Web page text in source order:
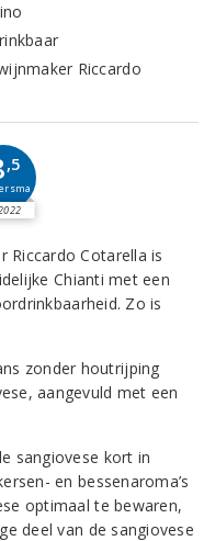
Riccardo
,5
Riccardo Cotarella is
Chianti met een
Zo is
zonder houtrijping
aangevuld met een
sangiovese kort in
en bessenaroma’s
optimaal te bewaren,
deel van de sangiovese